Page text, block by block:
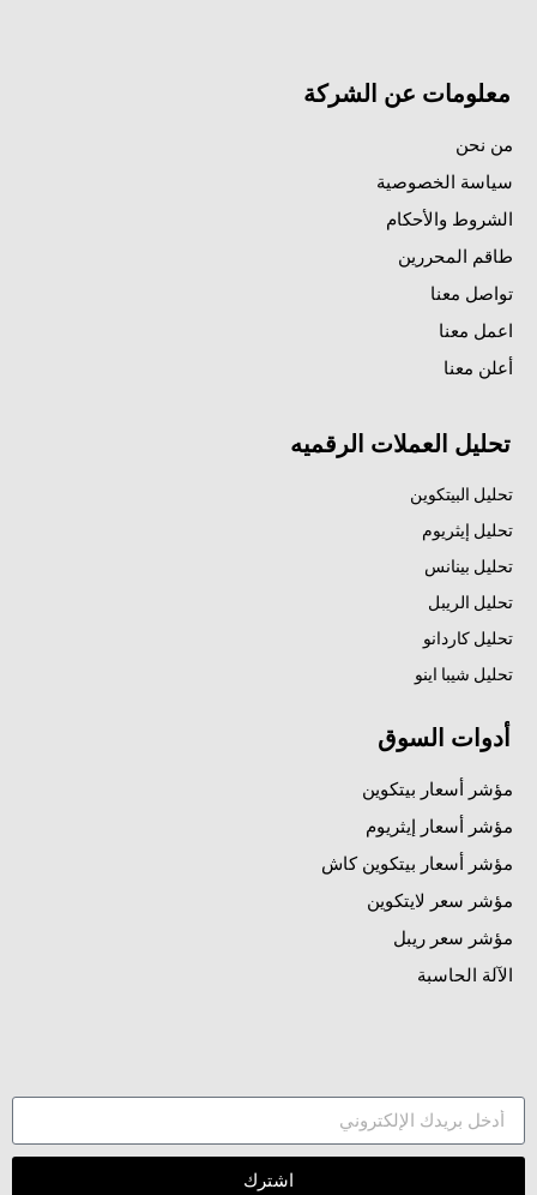
معلومات عن الشركة
من نحن
سياسة الخصوصية
الشروط والأحكام
طاقم المحررين
تواصل معنا
اعمل معنا
أعلن معنا
تحليل العملات الرقميه
تحليل البيتكوين
تحليل إيثريوم
تحليل بينانس
تحليل الريبل
تحليل كاردانو
تحليل شيبا اينو
أدوات السوق
مؤشر أسعار بيتكوين
مؤشر أسعار إيثريوم
مؤشر أسعار بيتكوين كاش
مؤشر سعر لايتكوين
مؤشر سعر ريبل
الآلة الحاسبة
اشترك